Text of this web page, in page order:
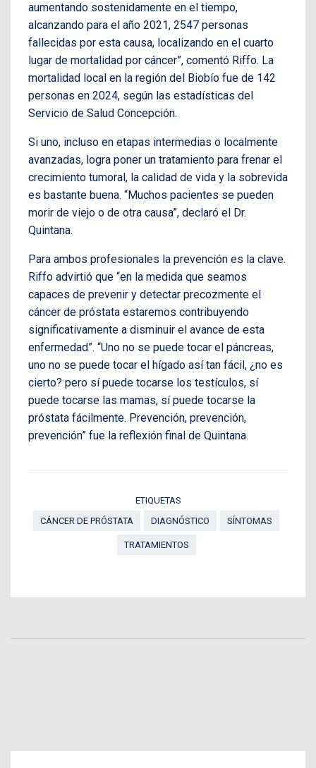
aumentando sostenidamente en el tiempo,
alcanzando para el año 2021, 2547 personas
fallecidas por esta causa, localizando en el cuarto
lugar de mortalidad por cáncer”, comentó Riffo. La
mortalidad local en la región del Biobío fue de 142
personas en 2024, según las estadísticas del
Servicio de Salud Concepción.
Si uno, incluso en etapas intermedias o localmente
avanzadas, logra poner un tratamiento para frenar el
crecimiento tumoral, la calidad de vida y la sobrevida
es bastante buena. “Muchos pacientes se pueden
morir de viejo o de otra causa”, declaró el Dr.
Quintana.
Para ambos profesionales la prevención es la clave.
Riffo advirtió que “en la medida que seamos
capaces de prevenir y detectar precozmente el
cáncer de próstata estaremos contribuyendo
significativamente a disminuir el avance de esta
enfermedad”. “Uno no se puede tocar el páncreas,
uno no se puede tocar el hígado así tan fácil, ¿no es
cierto? pero sí puede tocarse los testículos, sí
puede tocarse las mamas, sí puede tocarse la
próstata fácilmente. Prevención, prevención,
prevención” fue la reflexión final de Quintana.
ETIQUETAS
CÁNCER DE PRÓSTATA
DIAGNÓSTICO SÍNTOMAS
TRATAMIENTOS